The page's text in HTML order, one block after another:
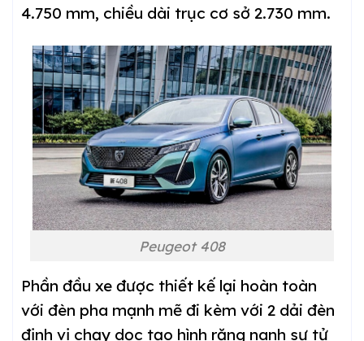
4.750 mm, chiều dài trục cơ sở 2.730 mm.
Peugeot 408
Phần đầu xe được thiết kế lại hoàn toàn
với đèn pha mạnh mẽ đi kèm với 2 dải đèn
định vị chạy dọc tạo hình răng nanh sư tử